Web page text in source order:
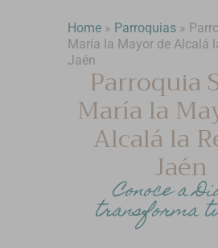
Home » Parroquias »
María la Mayor de Alcalá
Jaén
Parroquia
María la
Alcalá la
Jaén
Conoce a
transforma